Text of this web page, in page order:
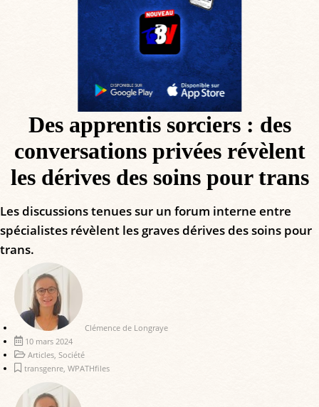
Des apprentis sorciers : des
conversations privées révèlent
les dérives des soins pour trans
Les discussions tenues sur un forum interne entre
spécialistes révèlent les graves dérives des soins pour
trans.
Clémence de Longraye
10 mars 2024
Articles Société
transgenre WPATHfiles